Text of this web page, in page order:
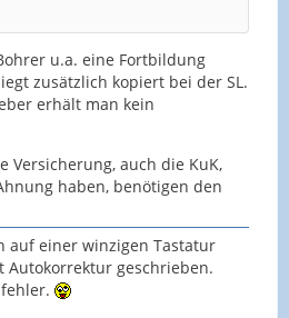
u.a. eine Fortbildung
zusätzlich kopiert bei der SL.
erhält man kein
Versicherung, auch die KuK,
haben, benötigen den
auf einer winzigen Tastatur
Autokorrektur geschrieben.